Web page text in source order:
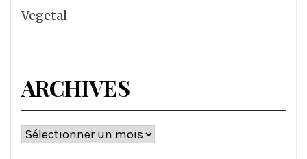
Vegetal
ARCHIVES
Archives